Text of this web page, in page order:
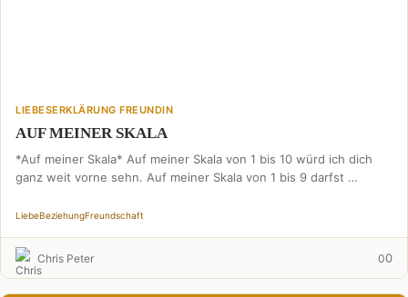
LIEBESERKLÄRUNG FREUNDIN
AUF MEINER SKALA
*Auf meiner Skala* Auf meiner Skala von 1 bis 10 würd ich dich
ganz weit vorne sehn. Auf meiner Skala von 1 bis 9 darfst …
LiebeBeziehungFreundschaft
Chris Peter 00